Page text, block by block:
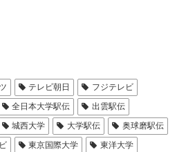
テレビ朝日
フジテレビ
全日本大学駅伝
出雲駅伝
城西大学 大学駅伝
奥球磨駅伝
東京国際大学
東洋大学